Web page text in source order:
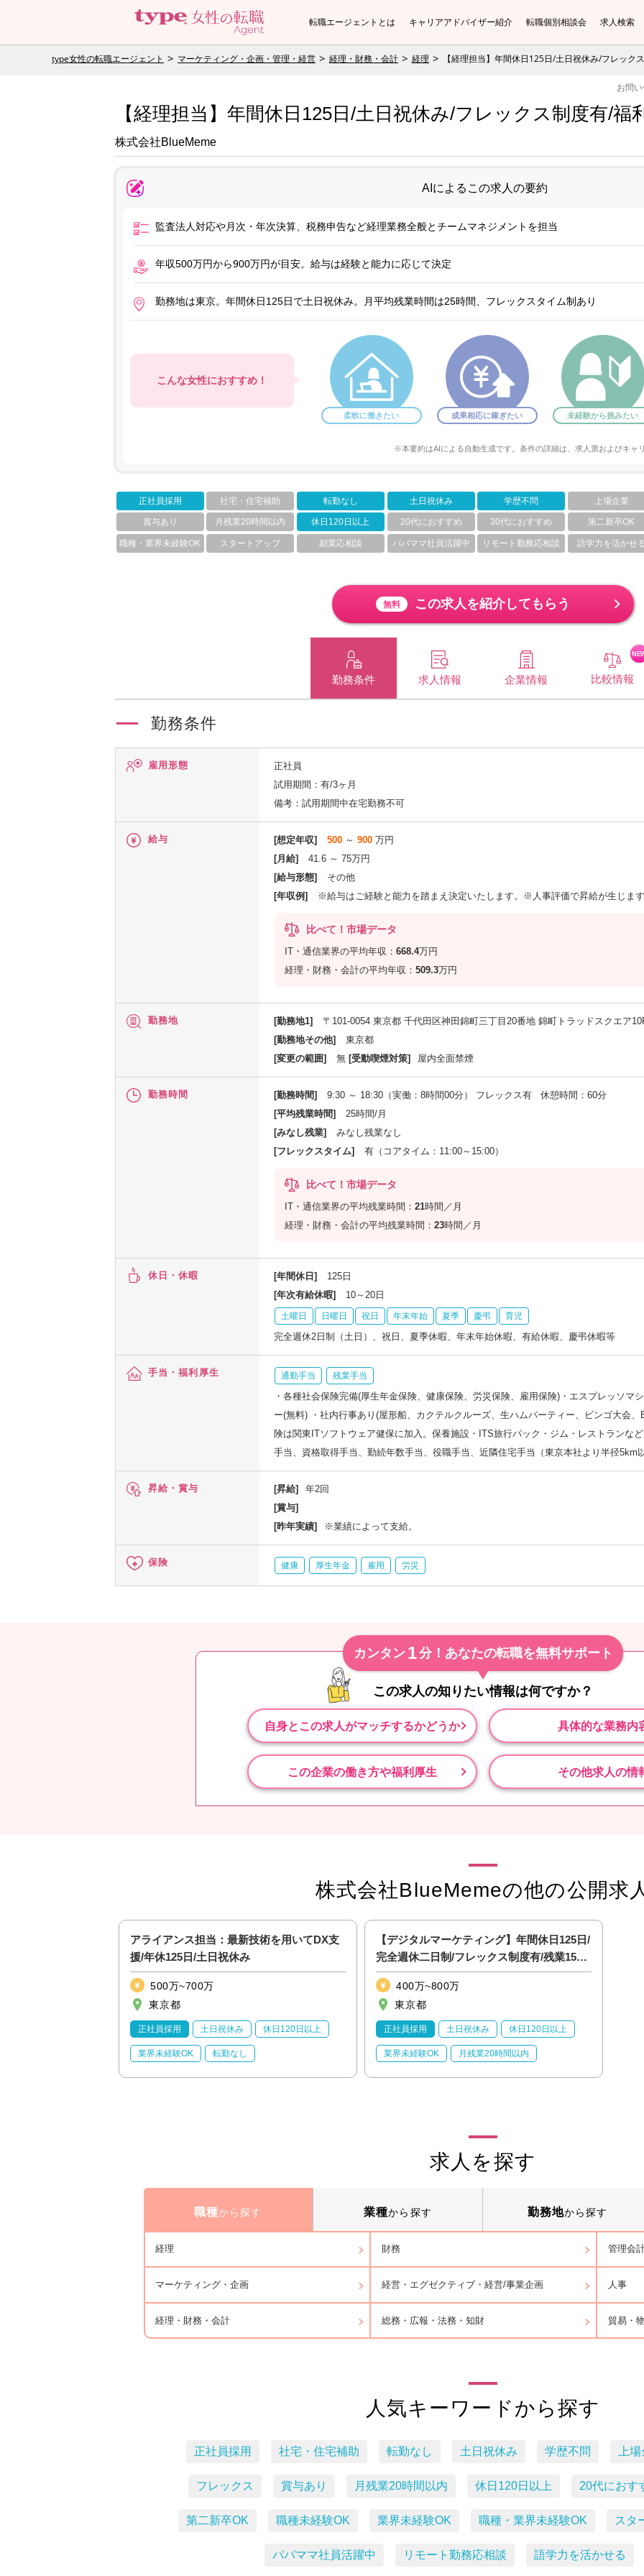
転職エージェントとは キャリアアドバイザー紹介 転職個別相談会 求人検索
type女性の転職エージェント マーケティング・企画・管理・経営 経理・財務・会計 経理 【経理担当】年間休日125日/土日祝休み/フレック
お問
【経理担当】年間休日125日/土日祝休み/フレックス制度有/
株式会社BlueMeme
AIによるこの求人の要約
監査法人対応や月次・年次決算、税務申告など経理業務全般とチームマネジメントを担当
年収500万円から900万円が目安。給与は経験と能力に応じて決定
勤務地は東京。年間休日125日で土日祝休み。月平均残業時間は25時間、フレックスタイム制あり
こんな女性におすすめ！
柔軟に働きたい 成果相応に稼ぎたい 未経験から挑みたい
※本要約はAIによる自動生成です。条件の詳細は、求人票およびキャ
正社員採用 社宅・住宅補助 転勤なし 土日祝休み 学歴不問 上場企業
賞与あり 月残業20時間以内 休日120日以上 20代におすすめ 30代におすすめ 第二新卒OK
職種・業界未経験OK スタートアップ 副業応相談 パパママ社員活躍中 リモート勤務応相談 語学力を活かせ
無料 この求人を紹介してもらう
勤務条件 求人情報 企業情報 比較情報
勤務条件
雇用形態
正社員
試用期間：有/3ヶ月
備考：試用期間中在宅勤務不可
給与 [想定年収] 500 ～ 900 万円
[月給]
41.6 ～ 75万円
[給与形態]
その他
[年収例]
※給与はご経験と能力を踏まえ決定いたします。※人事評価で昇給が生じま
比べて！市場データ
IT・通信業界の平均年収： 668.4万円
経理・財務・会計の平均年収： 509.3万円
勤務地 [勤務地1]
〒101-0054 東京都 千代田区神田錦町三丁目20番地 錦町トラッドスクエア
[勤務地その他]
東京都
[変更の範囲]
無 [受動喫煙対策] 屋内全面禁煙
勤務時間 [勤務時間]
9:30 ～ 18:30（実働：8時間00分） フレックス有 休憩時間：60分
[平均残業時間]
25時間/月
[みなし残業]
みなし残業なし
[フレックスタイム]
有（コアタイム：11:00～15:00）
比べて！市場データ
IT・通信業界の平均残業時間： 21時間／月
経理・財務・会計の平均残業時間： 23時間／月
休日・休暇 [年間休日]
125日
[年次有給休暇]
10～20日
土曜日 日曜日 祝日 年末年始 夏季 慶弔 育児
完全週休2日制（土日）、祝日、夏季休暇、年末年始休暇、有給休暇、慶弔休暇等
手当・福利厚生 通勤手当 残業手当
・各種社会保険完備(厚生年金保険、健康保険、労災保険、雇用保険)・エスプレッソマ
ー(無料) ・社内行事あり(屋形船、カクテルクルーズ、生ハムパーティー、ビンゴ大会
険は関東ITソフトウェア健保に加入。保養施設・ITS旅行パック・ジム・レストランな
手当、資格取得手当、勤続年数手当、役職手当、近隣住宅手当（東京本社より半径5km
昇給・賞与 [昇給]
年2回
[賞与]
[昨年実績]
※業績によって支給。
保険 健康 厚生年金 雇用 労災
カンタン 1分！あなたの転職を無料サポート
この求人の知りたい情報は何ですか？
自身とこの求人がマッチするかどうか 具体的な業務内
この企業の働き方や福利厚生 その他求人の情
株式会社BlueMemeの他の公開求
アライアンス担当：最新技術を用いてDX支
援/年休125日/土日祝休み
500万~700万
東京都
正社員採用 土日祝休み 休日120日以上
業界未経験OK 転勤なし
【デジタルマーケティング】年間休日125日/
完全週休二日制/フレックス制度有/残業15ｈ/
福利厚生◎
400万~800万
東京都
正社員採用 土日祝休み 休日120日以上
業界未経験OK 月残業20時間以内
求人を探す
職種から探す 業種から探す 勤務地から探す
経理 財務 管理会
マーケティング・企画 経営・エグゼクティブ・経営/事業企画 人事
経理・財務・会計 総務・広報・法務・知財 貿易・
人気キーワードから探す
正社員採用 社宅・住宅補助 転勤なし 土日祝休み 学歴不問 上
フレックス 賞与あり 月残業20時間以内 休日120日以上 20代におす
第二新卒OK 職種未経験OK 業界未経験OK 職種・業界未経験OK スタ
パパママ社員活躍中 リモート勤務応相談 語学力を活かせる